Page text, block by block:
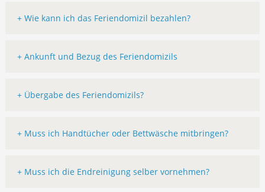
+ Wie kann ich das Feriendomizil bezahlen?
+ Ankunft und Bezug des Feriendomizils
+ Übergabe des Feriendomizils?
+ Muss ich Handtücher oder Bettwäsche mitbringen?
+ Muss ich die Endreinigung selber vornehmen?